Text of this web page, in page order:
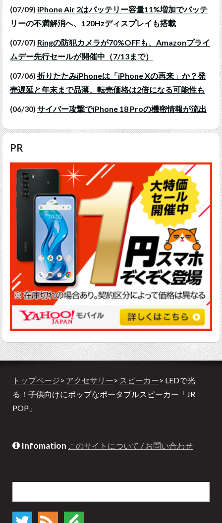
(07/09) iPhone Air 2はバッテリー容量11%増加でバッテ
リーの不満解消へ、120Hzディスプレイも搭載
(07/07) Ringの防犯カメラが70%OFFも、Amazonプライ
ムデー先行セールが開催中（7/13まで）
(07/06) 折りたたみiPhoneは「iPhone Xの再来」か？発
売遅延と年末まで品薄、転売価格は2倍になる可能性も
(06/30) サイバー攻撃でiPhone 18 Proの機密情報が流出
PR
トップページ> アクセサリー> スピーカー> LEDで光
る！子供向けにポップなポータブルスピーカー「JR
POP」
Infomation このサイトについて / お問い合わせ